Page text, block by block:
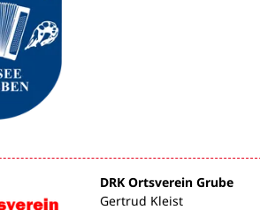
DRK Ortsverein Grube
Gertrud Kleist